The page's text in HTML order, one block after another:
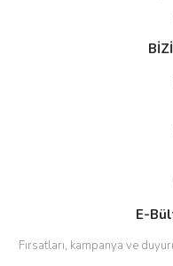
E-
Fırsatları, kampanya ve